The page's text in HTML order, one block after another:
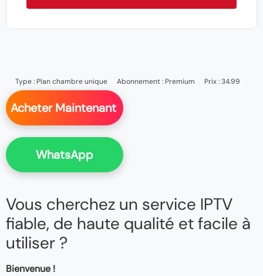
Type : Plan chambre unique Abonnement : Premium Prix : 34.99
Acheter Maintenant
WhatsApp
Vous cherchez un service IPTV
fiable, de haute qualité et facile à
utiliser ?
Bienvenue !